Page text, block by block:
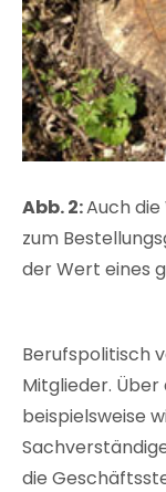
Abb. 2:Auch
zum
der Wert eines
Berufspolitisch
Mitglieder.
beispielsweise
die